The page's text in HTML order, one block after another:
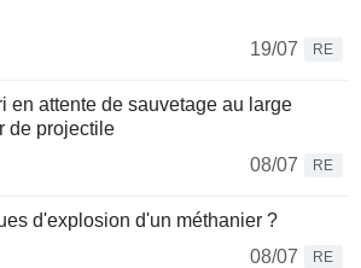
19/07
RE
en attente de sauvetage au large
de projectile
08/07
RE
d'explosion d'un méthanier ?
08/07
RE